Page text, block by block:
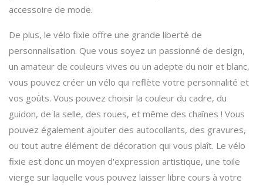
accessoire de mode.
De plus, le vélo fixie offre une grande liberté de
personnalisation. Que vous soyez un passionné de design,
un amateur de couleurs vives ou un adepte du noir et blanc,
vous pouvez créer un vélo qui reflète votre personnalité et
vos goûts. Vous pouvez choisir la couleur du cadre, du
guidon, de la selle, des roues, et même des chaînes ! Vous
pouvez également ajouter des autocollants, des gravures,
ou tout autre élément de décoration qui vous plaît. Le vélo
fixie est donc un moyen d'expression artistique, une toile
vierge sur laquelle vous pouvez laisser libre cours à votre